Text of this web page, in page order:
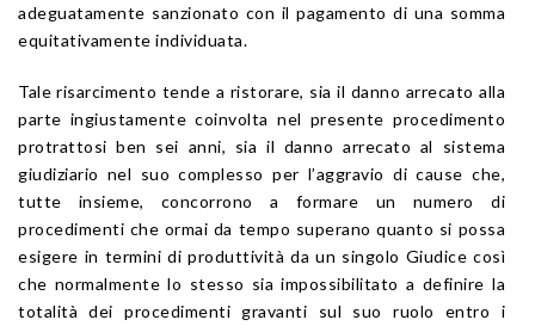
adeguatamente sanzionato con il pagamento di una somma
equitativamente individuata.
Tale risarcimento tende a ristorare, sia il danno arrecato alla
parte ingiustamente coinvolta nel presente procedimento
protrattosi ben sei anni, sia il danno arrecato al sistema
giudiziario nel suo complesso per l’aggravio di cause che,
tutte insieme, concorrono a formare un numero di
procedimenti che ormai da tempo superano quanto si possa
esigere in termini di produttività da un singolo Giudice così
che normalmente lo stesso sia impossibilitato a definire la
totalità dei procedimenti gravanti sul suo ruolo entro i